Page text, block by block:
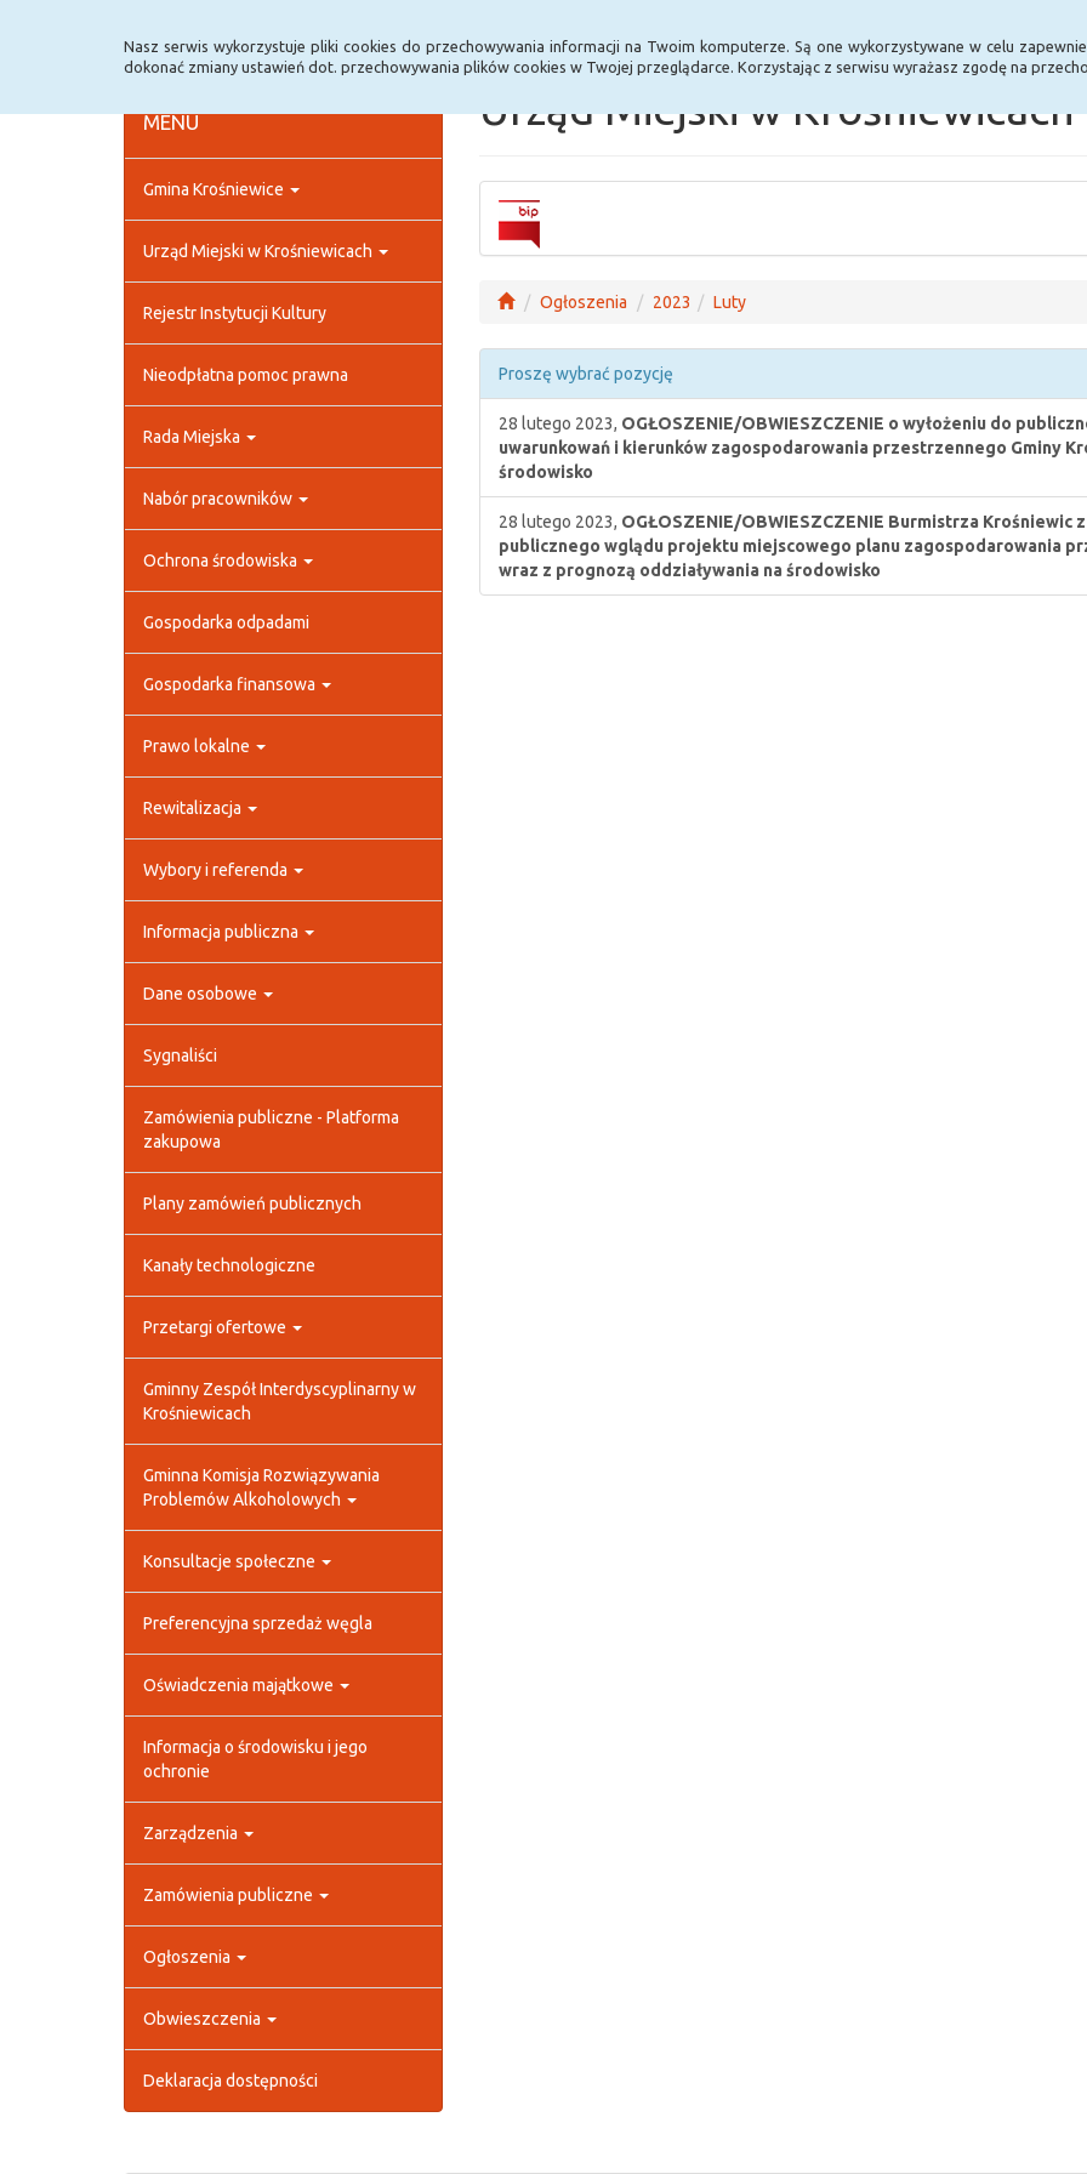
Nasz serwis wykorzystuje pliki cookies do przechowywania informacji na Twoim komputerze. Są one wykorzystywane w celu
dokonać zmiany ustawień dot. przechowywania plików cookies w Twojej przeglądarce. Korzystając z serwisu wyrażasz zgodę na
MENU
Gmina Krośniewice
Urząd Miejski w Krośniewicach
Rejestr Instytucji Kultury
Nieodpłatna pomoc prawna
Rada Miejska
Nabór pracowników
Ochrona środowiska
Gospodarka odpadami
Gospodarka finansowa
Prawo lokalne
Rewitalizacja
Wybory i referenda
Informacja publiczna
Dane osobowe
Sygnaliści
Zamówienia publiczne - Platforma
zakupowa
Plany zamówień publicznych
Kanały technologiczne
Przetargi ofertowe
Gminny Zespół Interdyscyplinarny w
Krośniewicach
Gminna Komisja Rozwiązywania
Problemów Alkoholowych
Konsultacje społeczne
Preferencyjna sprzedaż węgla
Oświadczenia majątkowe
Informacja o środowisku i jego
ochronie
Zarządzenia
Zamówienia publiczne
Ogłoszenia
Obwieszczenia
Deklaracja dostępności
Urząd Miejski w Krośniewicach
Ogłoszenia 2023 Luty
Proszę wybrać pozycję
28 lutego 2023, OGŁOSZENIE/OBWIESZCZENIE o wyłożeniu do
uwarunkowań i kierunków zagospodarowania przestrzennego Gminy
środowisko
28 lutego 2023, OGŁOSZENIE/OBWIESZCZENIE Burmistrza Krośniewic
publicznego wglądu projektu miejscowego planu zagospodarowania
wraz z prognozą oddziaływania na środowisko